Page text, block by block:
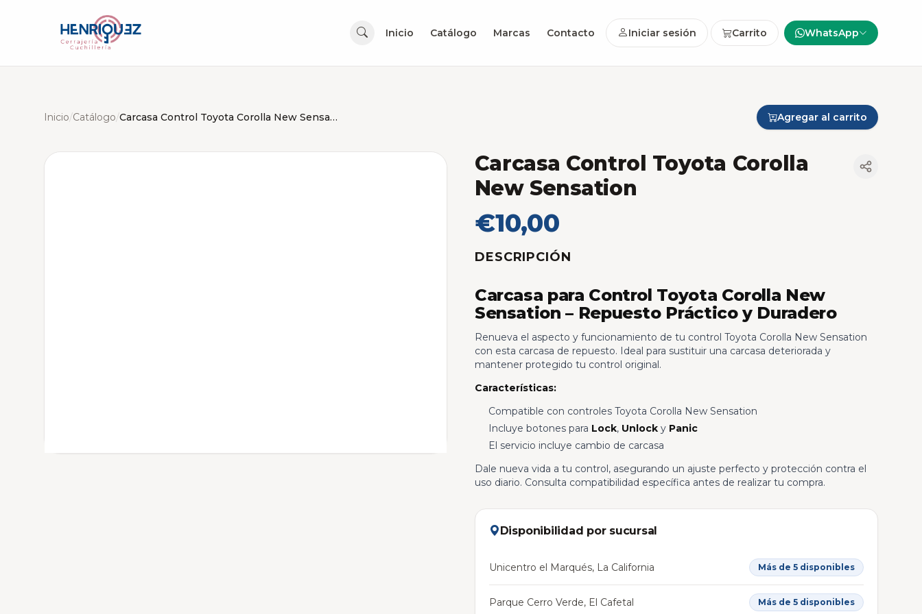
Inicio Catálogo Marcas Contacto Iniciar sesión Carrito WhatsApp
Inicio/Catálogo/ Carcasa Control Toyota Corolla New Sensation Agregar al carrito
Carcasa Control Toyota Corolla
New Sensation
€10,00
DESCRIPCIÓN
Carcasa para Control Toyota Corolla New
Sensation – Repuesto Práctico y Duradero
Renueva el aspecto y funcionamiento de tu control Toyota Corolla New Sensation
con esta carcasa de repuesto. Ideal para sustituir una carcasa deteriorada y
mantener protegido tu control original.
Características:
Compatible con controles Toyota Corolla New Sensation
Incluye botones para Lock, Unlocky Panic
El servicio incluye cambio de carcasa
Dale nueva vida a tu control, asegurando un ajuste perfecto y protección contra el
uso diario. Consulta compatibilidad específica antes de realizar tu compra.
Disponibilidad por sucursal
Unicentro el Marqués, La California Más de 5 disponibles
Parque Cerro Verde, El Cafetal Más de 5 disponibles